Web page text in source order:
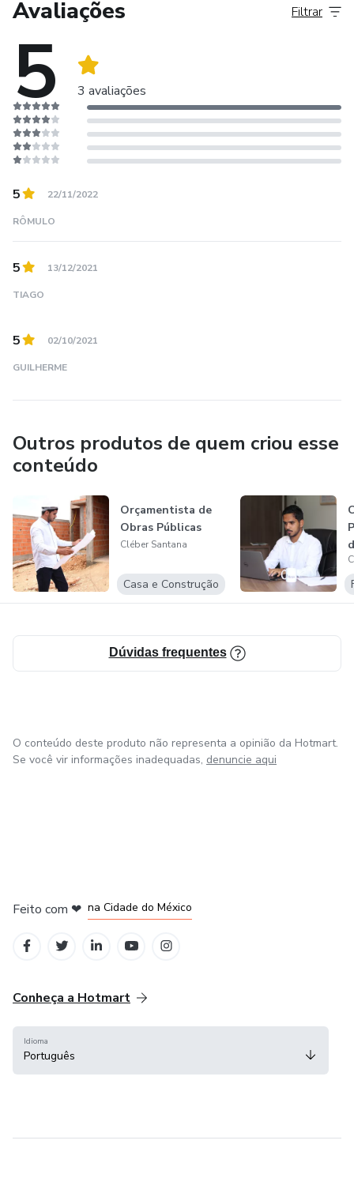
Avaliações
5 3 avaliações
Filtrar
5 22/11/2022
RÔMULO
5 13/12/2021
TIAGO
5 02/10/2021
GUILHERME
Outros produtos de quem criou esse
conteúdo
Orçamentista de
Obras Públicas
Cléber Santana
Casa e Construção
Dúvidas frequentes
O conteúdo deste produto não representa a opinião da Hotmart.
Se você vir informações inadequadas, denuncie aqui
Feito com ❤ na Cidade do México
Conheça a Hotmart
Idioma
Português